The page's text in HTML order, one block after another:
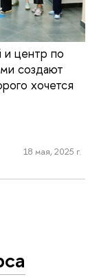
центр по
создают
хочется
18 мая, 2025 г.